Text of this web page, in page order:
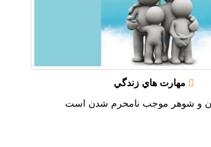
مهارت هاي زندگي
زن و شوهر موجب نامحرم شدن است